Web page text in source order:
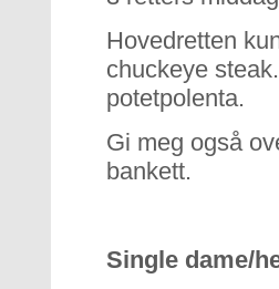
Hovedretten
chuckeye
potetpolenta.
Gi meg også
bankett.
Single dame/